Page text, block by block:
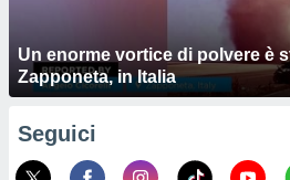
Un enorme vortice di polvere è
Zapponeta, in Italia
Seguici